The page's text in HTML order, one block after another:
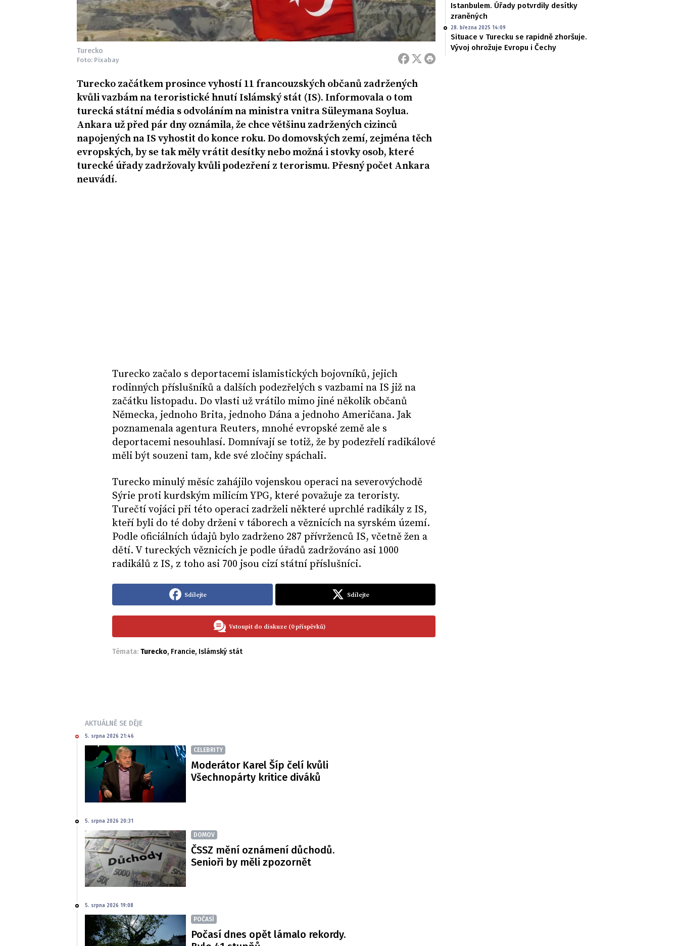
Turecko
Foto: Pixabay
Turecko začátkem prosince vyhostí 11 francouzských občanů zadržených
kvůli vazbám na teroristické hnutí Islámský stát (IS). Informovala o tom
turecká státní média s odvoláním na ministra vnitra Süleymana Soylua.
Ankara už před pár dny oznámila, že chce většinu zadržených cizinců
napojených na IS vyhostit do konce roku. Do domovských zemí, zejména těch
evropských, by se tak měly vrátit desítky nebo možná i stovky osob, které
turecké úřady zadržovaly kvůli podezření z terorismu. Přesný počet Ankara
neuvádí.
Turecko začalo s deportacemi islamistických bojovníků, jejich
rodinných příslušníků a dalších podezřelých s vazbami na IS již na
začátku listopadu. Do vlasti už vrátilo mimo jiné několik občanů
Německa, jednoho Brita, jednoho Dána a jednoho Američana. Jak
poznamenala agentura Reuters, mnohé evropské země ale s
deportacemi nesouhlasí. Domnívají se totiž, že by podezřelí radikálové
měli být souzeni tam, kde své zločiny spáchali.
Turecko minulý měsíc zahájilo vojenskou operaci na severovýchodě
Sýrie proti kurdským milicím YPG, které považuje za teroristy.
Turečtí vojáci při této operaci zadrželi některé uprchlé radikály z IS,
kteří byli do té doby drženi v táborech a věznicích na syrském území.
Podle oficiálních údajů bylo zadrženo 287 přívrženců IS, včetně žen a
dětí. V tureckých věznicích je podle úřadů zadržováno asi 1000
radikálů z IS, z toho asi 700 jsou cizí státní příslušníci.
Sdílejte Sdílejte
Vstoupit do diskuze (0 příspěvků)
Témata: Turecko, Francie, Islámský stát
Istanbulem. Úřady potvrdily desítky
zraněných
28. března 2025 14:09
Situace v Turecku se rapidně zhoršuje.
Vývoj ohrožuje Evropu i Čechy
AKTUÁLNĚ SE DĚJE
5. srpna 2026 21:46
CELEBRITY
Moderátor Karel Šíp čelí kvůli
Všechnopárty kritice diváků
5. srpna 2026 20:31
DOMOV
ČSSZ mění oznámení důchodů.
Senioři by měli zpozornět
5. srpna 2026 19:08
POČASÍ
Počasí dnes opět lámalo rekordy.